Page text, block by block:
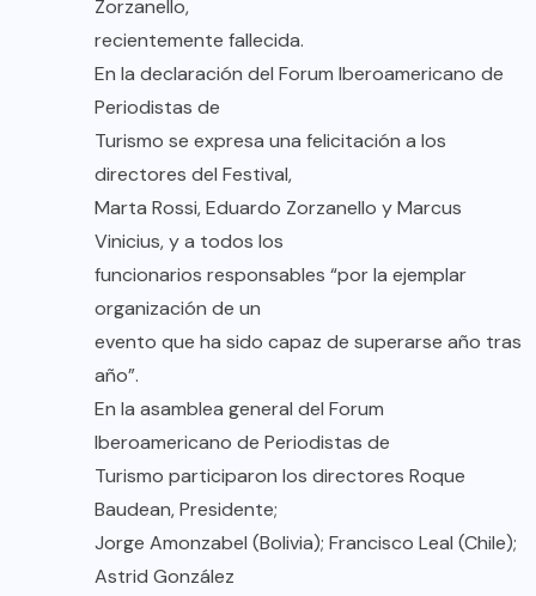
Zorzanello,
recientemente fallecida.
En la declaración del Forum Iberoamericano de
Periodistas de
Turismo se expresa una felicitación a los
directores del Festival,
Marta Rossi, Eduardo Zorzanello y Marcus
Vinicius, y a todos los
funcionarios responsables “por la ejemplar
organización de un
evento que ha sido capaz de superarse año tras
año”.
En la asamblea general del Forum
Iberoamericano de Periodistas de
Turismo participaron los directores Roque
Baudean, Presidente;
Jorge Amonzabel (Bolivia); Francisco Leal (Chile);
Astrid González